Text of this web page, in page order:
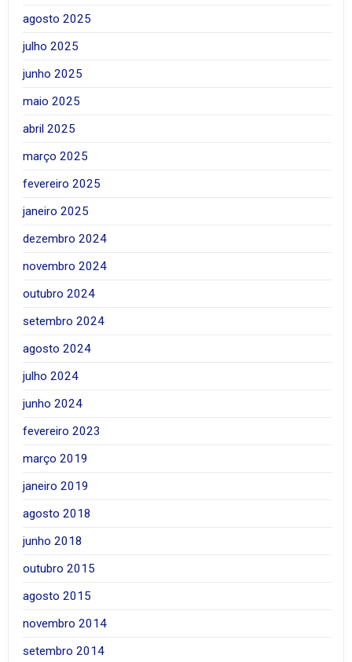
agosto 2025
julho 2025
junho 2025
maio 2025
abril 2025
março 2025
fevereiro 2025
janeiro 2025
dezembro 2024
novembro 2024
outubro 2024
setembro 2024
agosto 2024
julho 2024
junho 2024
fevereiro 2023
março 2019
janeiro 2019
agosto 2018
junho 2018
outubro 2015
agosto 2015
novembro 2014
setembro 2014